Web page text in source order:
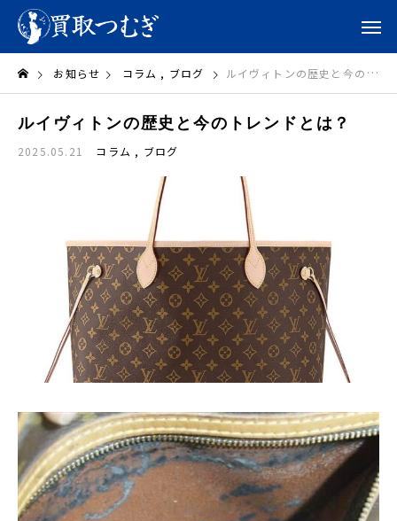
お知らせ コラム ブログ ルイヴィトンの歴史と今のトレンドとは？
ルイヴィトンの歴史と今のトレンドとは？
2025.05.21 コラム ブログ